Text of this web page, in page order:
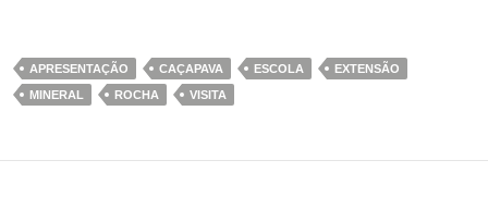
APRESENTAÇÃO CAÇAPAVA ESCOLA
EXTENSÃO
MINERAL
ROCHA VISITA